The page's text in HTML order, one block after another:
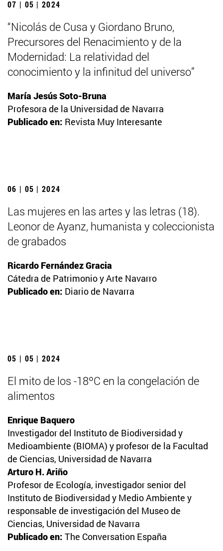
07 | 05 | 2024
“Nicolás de Cusa y Giordano Bruno,
Precursores del Renacimiento y de la
Modernidad: La relatividad del
conocimiento y la infinitud del universo”
María Jesús Soto-Bruna
Profesora de la Universidad de Navarra
Publicado en: Revista Muy Interesante
06 | 05 | 2024
Las mujeres en las artes y las letras (18).
Leonor de Ayanz, humanista y coleccionista
de grabados
Ricardo Fernández Gracia
Cátedra de Patrimonio y Arte Navarro
Publicado en: Diario de Navarra
05 | 05 | 2024
El mito de los -18ºC en la congelación de
alimentos
Enrique Baquero
Investigador del Instituto de Biodiversidad y
Medioambiente (BIOMA) y profesor de la Facultad
de Ciencias, Universidad de Navarra
Arturo H. Ariño
Profesor de Ecología, investigador senior del
Instituto de Biodiversidad y Medio Ambiente y
responsable de investigación del Museo de
Ciencias, Universidad de Navarra
Publicado en: The Conversation España